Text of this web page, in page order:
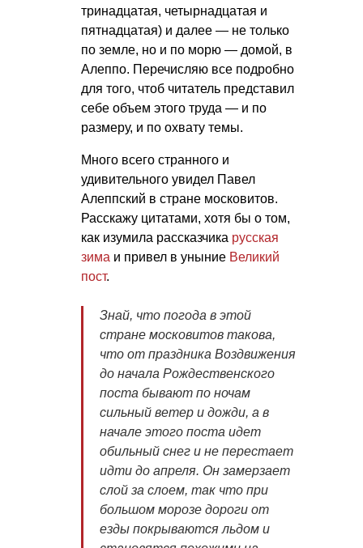
тринадцатая, четырнадцатая и
пятнадцатая) и далее — не только
по земле, но и по морю — домой, в
Алеппо. Перечисляю все подробно
для того, чтоб читатель представил
себе объем этого труда — и по
размеру, и по охвату темы.
Много всего странного и
удивительного увидел Павел
Алеппский в стране московитов.
Расскажу цитатами, хотя бы о том,
как изумила рассказчика русская
зима и привел в уныние Великий
пост.
Знай, что погода в этой
стране московитов такова,
что от праздника Воздвижения
до начала Рождественского
поста бывают по ночам
сильный ветер и дожди, а в
начале этого поста идет
обильный снег и не перестает
идти до апреля. Он замерзает
слой за слоем, так что при
большом морозе дороги от
езды покрываются льдом и